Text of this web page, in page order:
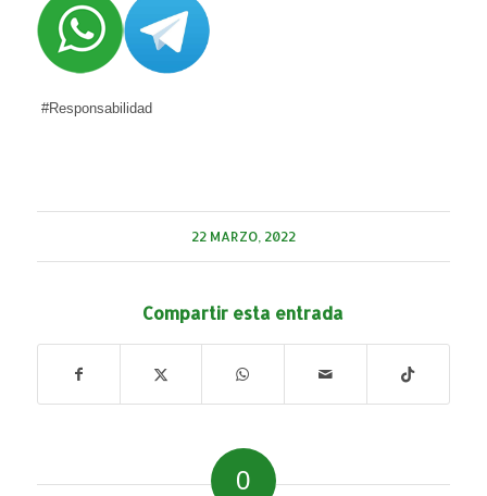
#Responsabilidad
22 MARZO, 2022
Compartir esta entrada
0